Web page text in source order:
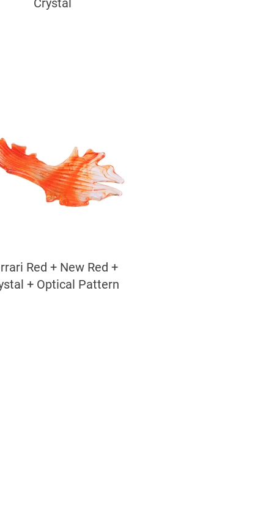
Crystal
Red + New Red +
+ Optical Pattern